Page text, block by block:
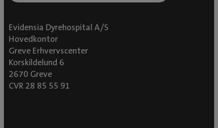
Evidensia Dyrehospital A/S
Hovedkontor
Greve Erhvervscenter
Korskildelund 6
2670 Greve
CVR 28 85 55 91